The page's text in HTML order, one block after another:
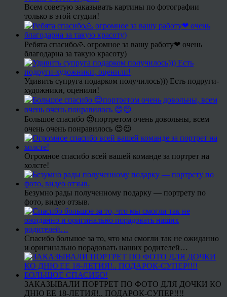
Всем советую заказывать картины по фотографии
только в этой студии!
Ребята спасибо🙏 огромное за вашу работу❤ очень
благодарна за такую красоту)
Удивить супруга подарком получилось))) Есть подруги-
художники, оценили!
Большое спасибо 😍портретом очень довольны, всем
очень очень понравилось 😍😍
Огромное спасибо всей вашей команде за портрет на
холсте!
Безумно рады полученному подарку — портрету по
фото, видео отзыв.
Спасибо большое за то, что мы смогли так не ожиданно
и оригинально порадовать наших родителей…
ЗАКАЗЫВАЛИ ПОРТРЕТ ПО ФОТО ДЛЯ ДОЧКИ КО
ДНЮ ЕЕ 18-ЛЕТИЯ!.. ПОДАРОК-СУПЕР!!!!